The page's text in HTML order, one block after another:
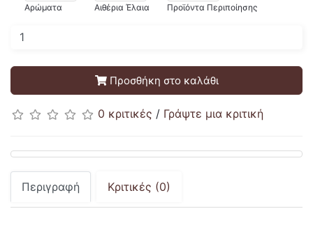
Αρώματα Αιθέρια Έλαια Προϊόντα Περιποίησης
Προσθήκη στο καλάθι
0 κριτικές / Γράψτε μια κριτική
Περιγραφή Κριτικές (0)